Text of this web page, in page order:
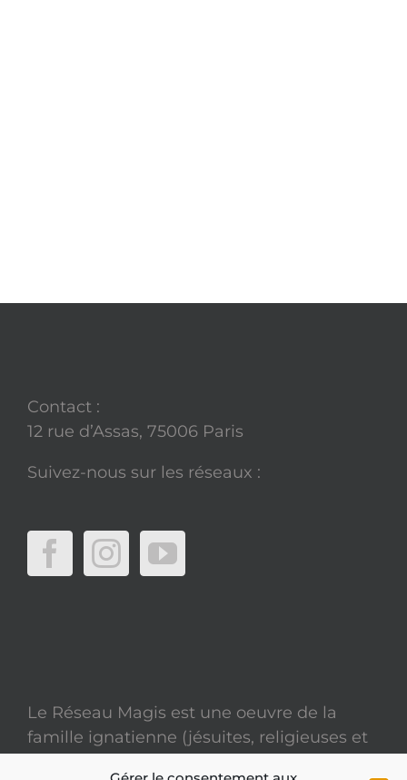
Contact :
12 rue d’Assas, 75006 Paris
Suivez-nous sur les réseaux :
Le Réseau Magis est une oeuvre de la
famille ignatienne (jésuites, religieuses et